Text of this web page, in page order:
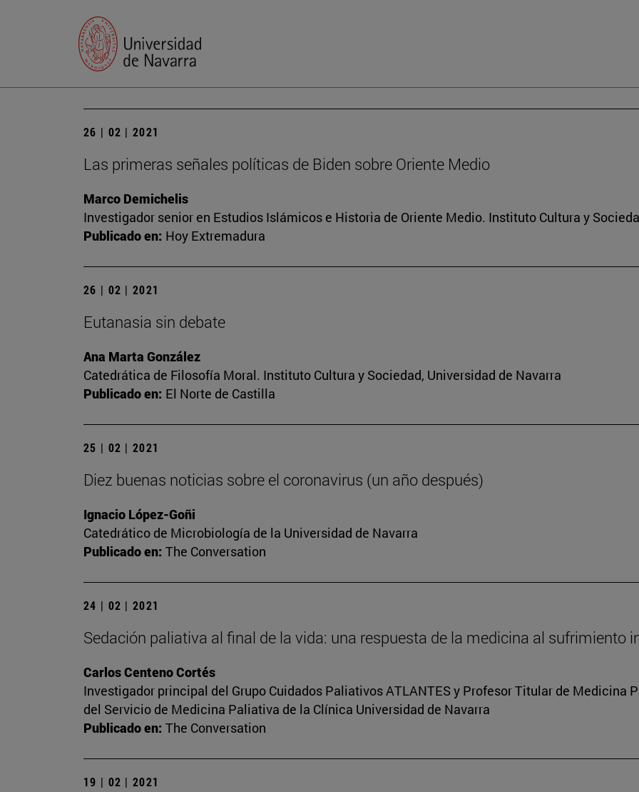
26 | 02 | 2021
Las primeras señales políticas de Biden sobre Oriente Medio
Marco Demichelis
Investigador senior en Estudios Islámicos e Historia de Oriente Medio. Instituto Cultura y
Publicado en: Hoy Extremadura
26 | 02 | 2021
Eutanasia sin debate
Ana Marta González
Catedrática de Filosofía Moral. Instituto Cultura y Sociedad, Universidad de Navarra
Publicado en: El Norte de Castilla
25 | 02 | 2021
Diez buenas noticias sobre el coronavirus (un año después)
Ignacio López-Goñi
Catedrático de Microbiología de la Universidad de Navarra
Publicado en: The Conversation
24 | 02 | 2021
Sedación paliativa al final de la vida: una respuesta de la medicina al sufrimiento
Carlos Centeno Cortés
Investigador principal del Grupo Cuidados Paliativos ATLANTES y Profesor Titular de Medicina
del Servicio de Medicina Paliativa de la Clínica Universidad de Navarra
Publicado en: The Conversation
19 | 02 | 2021